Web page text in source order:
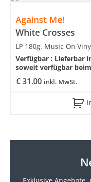
Against Me!
White Crosses
€31.00 inkl. MwSt.
LP 180g, Music On
Verfügbar : Lieferbar
soweit verfügbar